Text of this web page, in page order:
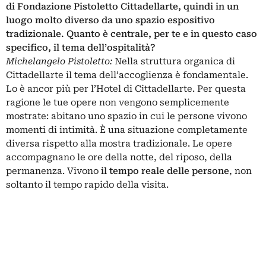
di Fondazione Pistoletto Cittadellarte, quindi in un
luogo molto diverso da uno spazio espositivo
tradizionale. Quanto è centrale, per te e in questo caso
specifico, il tema dell’ospitalità?
Michelangelo Pistoletto: Nella struttura organica di
Cittadellarte il tema dell’accoglienza è fondamentale.
Lo è ancor più per l’Hotel di Cittadellarte. Per questa
ragione le tue opere non vengono semplicemente
mostrate: abitano uno spazio in cui le persone vivono
momenti di intimità. È una situazione completamente
diversa rispetto alla mostra tradizionale. Le opere
accompagnano le ore della notte, del riposo, della
permanenza. Vivono il tempo reale delle persone, non
soltanto il tempo rapido della visita.